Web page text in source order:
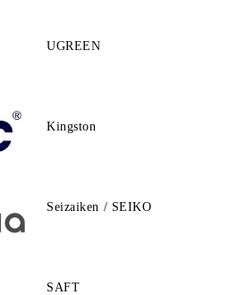
UGREEN
Kingston
Seizaiken / SEIKO
SAFT